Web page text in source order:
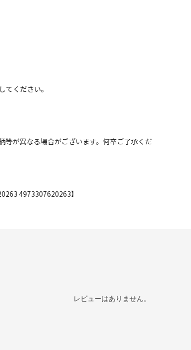
ください。
が異なる場合がございます。何卒ご了承くだ
4973307620263】
レビューはありません。